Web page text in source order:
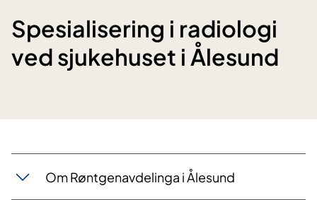
Spesialisering i radiologi
ved sjukehuset i Ålesund
​Om Røntgenavdelinga i Ålesund